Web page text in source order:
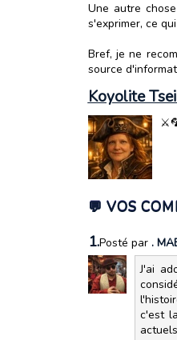
Une autre
s'exprimer, ce
Bref, je ne
source
Koyolite
💬 VOS
1.Posté par .
J'ai
c'est